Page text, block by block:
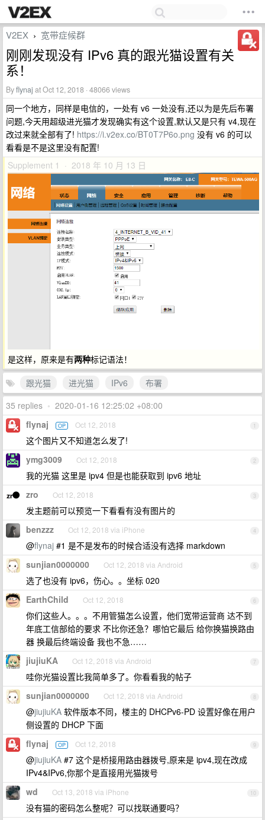
V2EX › 宽带症候群
刚刚发现没有 IPv6 真的跟光猫设置有关
系！
Byflynaj at Oct 12, 2018 · 48066 views
同一个地方，同样是电信的，一处有 v6 一处没有,还以为是先后布署
问题,今天用超级进光猫才发现确实有这个设置,默认又是只有 v4,现在
改过来就全部有了! https://i.v2ex.co/BT0T7P6o.png 没有 v6 的可以
看看是不是这里没有配置!
Supplement 1 · 2018 年 10 月 13 日
是这样，原来是有两种标记语法！
跟光猫
进光猫 IPv6
布署
35 replies • 2020-01-16 12:25:02 +08:00
1
flynaj OP Oct 12, 2018
这个图片又不知道怎么发了!
2
ymg3009 Oct 12, 2018
我的光猫 这里是 ipv4 但是也能获取到 ipv6 地址
3
zro Oct 12, 2018
发主题前可以预览一下看看有没有图片的
4
benzzz Oct 12, 2018 via iPhone
@flynaj #1 是不是发布的时候合适没有选择 markdown
5
sunjian0000000 Oct 12, 2018 via Android
选了也没有 ipv6，伤心。。坐标 020
6
EarthChild Oct 12, 2018
你们这些人。。。不用管猫怎么设置，他们宽带运营商 达不到
年底工信部给的要求 不比你还急？哪怕它最后 给你换猫换路由
器 换最后终端设备 我也不急……
7
jiujiuKA Oct 12, 2018 via Android
哇你光猫设置比我简单多了。你看看我的帖子
8
sunjian0000000 Oct 12, 2018 via Android
@jiujiuKA 软件版本不同，楼主的 DHCPv6-PD 设置好像在用户
侧设置的 DHCP 下面
9
flynaj OP Oct 12, 2018
@jiujiuKA #7 这个是桥接用路由器拨号,原来是 ipv4,现在改成
IPv4&IPv6,你那个是直接用光猫拨号
10
wd Oct 13, 2018 via iPhone
没有猫的密码怎么整呢？可以找联通要吗？